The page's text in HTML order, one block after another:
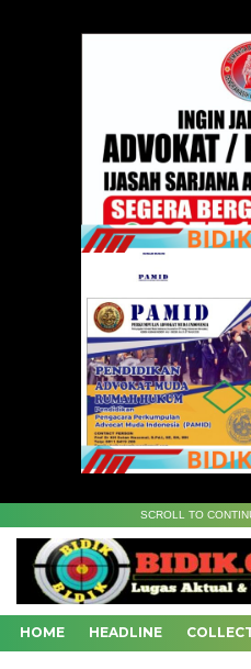
SCROLL TO
HOME HEADLINE